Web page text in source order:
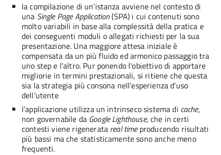
la compilazione di un’istanza avviene nel contesto di
una Single Page Application(SPA) i cui contenuti sono
molto variabili in base alla complessità della pratica e
dei conseguenti moduli o allegati richiesti per la sua
presentazione. Una maggiore attesa iniziale è
compensata da un più fluido ed armonico passaggio tra
uno step e l’altro. Pur ponendo l'obiettivo di apportare
migliorie in termini prestazionali, si ritiene che questa
sia la strategia più consona nell’esperienza d’uso
dell’utente
l’applicazione utilizza un intrinseco sistema di cache,
non governabile da Google Lighthouse, che in certi
contesti viene rigenerata real timeproducendo risultati
più bassi ma che statisticamente sono anche meno
frequenti.